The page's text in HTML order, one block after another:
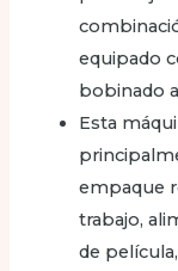
equipado
bobinado
Esta
empaque
trabajo,
de